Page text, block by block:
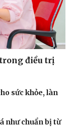
điều trị
sức khỏe, làn
như chuẩn bị từ